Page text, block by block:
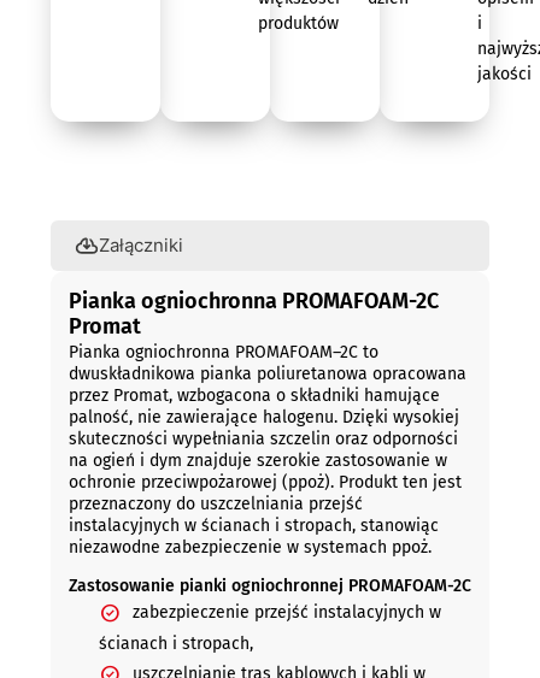
produktów
i
jakości
Załączniki
Pianka ogniochronna PROMAFOAM-2C
Promat
Pianka ogniochronna PROMAFOAM–2C to
dwuskładnikowa pianka poliuretanowa opracowana
przez Promat, wzbogacona o składniki hamujące
palność, nie zawierające halogenu. Dzięki wysokiej
skuteczności wypełniania szczelin oraz odporności
na ogień i dym znajduje szerokie zastosowanie w
ochronie przeciwpożarowej (ppoż). Produkt ten jest
przeznaczony do uszczelniania przejść
instalacyjnych w ścianach i stropach, stanowiąc
niezawodne zabezpieczenie w systemach ppoż.
Zastosowanie pianki ogniochronnej PROMAFOAM-2C
zabezpieczenie przejść instalacyjnych w
ścianach i stropach,
uszczelnianie tras kablowych i kabli w